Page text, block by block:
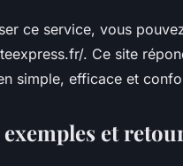
ce service, vous
. Ce site
simple, efficace et
et